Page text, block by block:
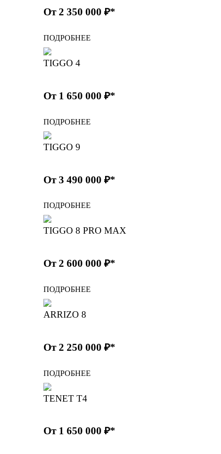
От 2 350 000 ₽*
ПОДРОБНЕЕ
TIGGO 4
От 1 650 000 ₽*
ПОДРОБНЕЕ
TIGGO 9
От 3 490 000 ₽*
ПОДРОБНЕЕ
TIGGO 8 PRO MAX
От 2 600 000 ₽*
ПОДРОБНЕЕ
ARRIZO 8
От 2 250 000 ₽*
ПОДРОБНЕЕ
TENET T4
От 1 650 000 ₽*